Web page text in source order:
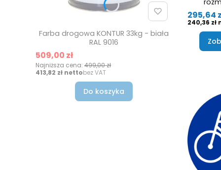
Farba drogowa KONTUR 33kg - biała
RAL 9016
Cena promocyjna
509,00 zł
Najniższa cena: 499,00 zł
Cena
413,82 zł bez VAT
Do koszyka
Cena
295,64
Cena
240,36 zł